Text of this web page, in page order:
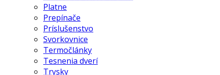
Platne
Prepínače
Príslušenstvo
Svorkovnice
Termočlánky
Tesnenia dverí
Trysky